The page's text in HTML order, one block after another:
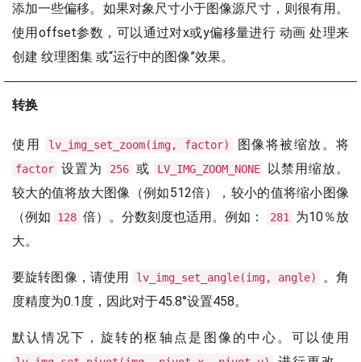
添加一些偏移。如果对象尺寸小于图像源尺寸，则很有用。
使用offset参数，可以通过对x或y偏移量进行 动画 处理来
创建 纹理图集 或“运行中的图像”效果。
转换
使用 lv_img_set_zoom(img, factor) 图像将被缩放。将
factor 设置为 256 或 LV_IMG_ZOOM_NONE
以禁用缩放。
较大的值将放大图像（例如512倍），较小的值将缩小图像
（例如
128 倍）。分数刻度也适用。例如： 281
为10％放
大。
要旋转图像，请使用 lv_img_set_angle(img, angle)
。角
度精度为0.1度，因此对于45.8°设置458。
默认情况下，旋转的枢轴点是图像的中心。可以使用